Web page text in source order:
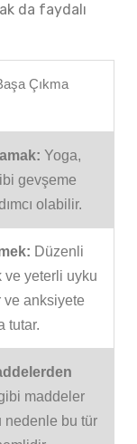
da faydalı
Çıkma
Yoga,
gevşeme
olabilir.
Düzenli
ve yeterli uyku
ve anksiyete
tutar.
maddeler
nedenle bu tür